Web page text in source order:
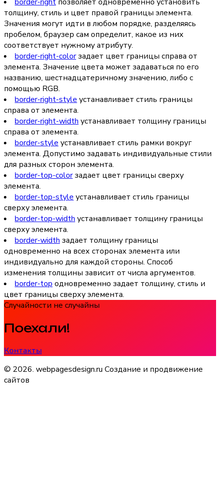
толщину, стиль и цвет правой границы элемента.
Значения могут идти в любом порядке, разделяясь
пробелом, браузер сам определит, какое из них
соответствует нужному атрибуту.
border-right-colorзадает цвет границы справа от
элемента. Значение цвета может задаваться по его
названию, шестнадцатеричному значению, либо с
помощью RGB.
border-right-style устанавливает стиль границы
справа от элемента.
border-right-width устанавливает толщину границы
справа от элемента.
border-style устанавливает стиль рамки вокруг
элемента. Допустимо задавать индивидуальные стили
для разных сторон элемента.
border-top-colorзадает цвет границы сверху
элемента.
border-top-style устанавливает стиль границы
сверху элемента.
border-top-width устанавливает толщину границы
сверху элемента.
border-width задает толщину границы
одновременно на всех сторонах элемента или
индивидуально для каждой стороны. Способ
изменения толщины зависит от числа аргументов.
border-top одновременно задает толщину, стиль и
цвет границы сверху элемента.
Случайности не случайны
Поехали!
Контакты
© 2026. webpagesdesign.ru Создание и продвижение
сайтов